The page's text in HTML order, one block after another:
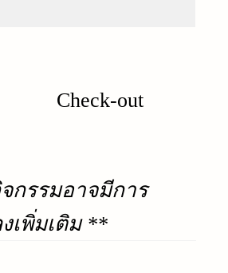
Check-out
กรรมอาจมีการ
เพิ่มเติม **